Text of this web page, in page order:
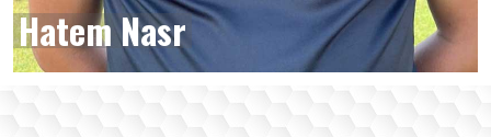
Hatem Nasr